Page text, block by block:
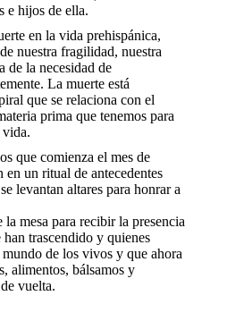
e hijos de ella.
en la vida prehispánica,
nuestra fragilidad, nuestra
de la necesidad de
La muerte está
que se relaciona con el
prima que tenemos para
que comienza el mes de
un ritual de antecedentes
se levantan altares para honrar a
mesa para recibir la presencia
han trascendido y quienes
de los vivos y que ahora
alimentos, bálsamos y
vuelta.